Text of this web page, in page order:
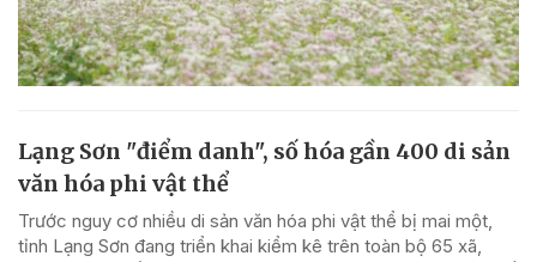
Lạng Sơn "điểm danh", số hóa gần 400 di sản
văn hóa phi vật thể
Trước nguy cơ nhiều di sản văn hóa phi vật thể bị mai một,
tỉnh Lạng Sơn đang triển khai kiểm kê trên toàn bộ 65 xã,